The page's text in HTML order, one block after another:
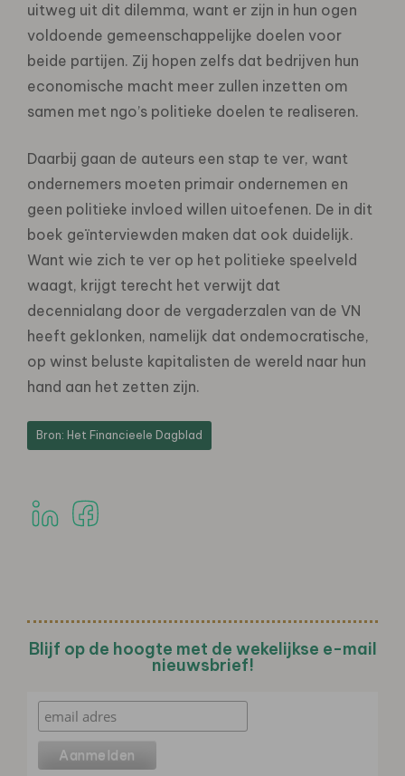
uitweg uit dit dilemma, want er zijn in hun ogen
voldoende gemeenschappelijke doelen voor
beide partijen. Zij hopen zelfs dat bedrijven hun
economische macht meer zullen inzetten om
samen met ngo’s politieke doelen te realiseren.
Daarbij gaan de auteurs een stap te ver, want
ondernemers moeten primair ondernemen en
geen politieke invloed willen uitoefenen. De in dit
boek geïnterviewden maken dat ook duidelijk.
Want wie zich te ver op het politieke speelveld
waagt, krijgt terecht het verwijt dat
decennialang door de vergaderzalen van de VN
heeft geklonken, namelijk dat ondemocratische,
op winst beluste kapitalisten de wereld naar hun
hand aan het zetten zijn.
Bron: Het Financieele Dagblad
Blijf op de hoogte met de wekelijkse e-mail
nieuwsbrief!